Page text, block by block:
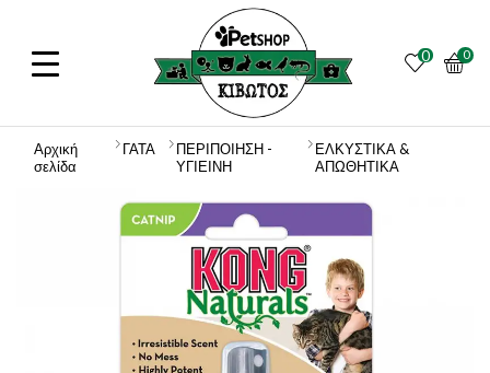
0 0
Αρχική
σελίδα
ΓΑΤΑ
ΠΕΡΙΠΟΙΗΣΗ -
ΥΓΙΕΙΝΗ
ΕΛΚΥΣΤΙΚΑ &
ΑΠΩΘΗΤΙΚΑ